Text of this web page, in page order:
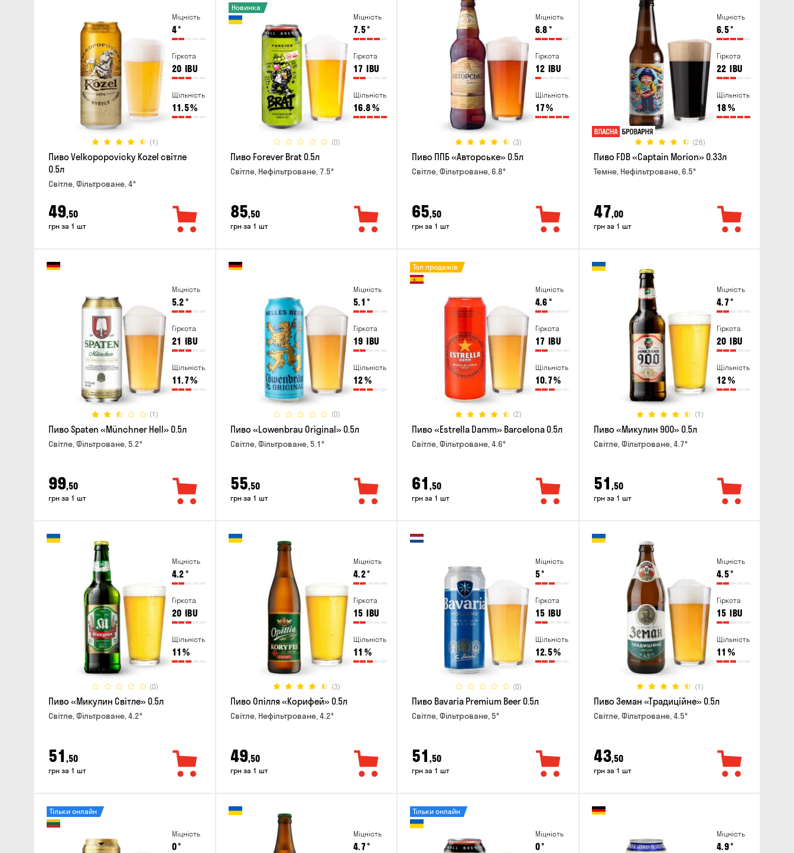
Міцність
4°
Гіркота
20 IBU
Щільність
11.5%
(1)
Пиво Velkopopovicky Kozel світле
0.5л
Світле, Фільтроване, 4°
49,50
грн за 1 шт
Міцність
7.5°
Гіркота
17 IBU
Щільність
16.8%
(0)
Новинка
Пиво Forever Brat 0.5л
Світле, Нефільтроване, 7.5°
85,50
грн за 1 шт
Міцність
6.8°
Гіркота
12 IBU
Щільність
17%
(3)
Пиво ППБ «Авторське» 0.5л
Світле, Фільтроване, 6.8°
65,50
грн за 1 шт
Міцність
6.5°
Гіркота
22 IBU
Щільність
18%
(26)
Пиво FDB «Captain Morion» 0.33л
Темне, Нефільтроване, 6.5°
47,00
грн за 1 шт
Міцність
5.2°
Гіркота
21 IBU
Щільність
11.7%
(1)
Пиво Spaten «Münchner Hell» 0.5л
Світле, Фільтроване, 5.2°
99,50
грн за 1 шт
Міцність
5.1 °
Гіркота
19 IBU
Щільність
12%
(0)
Пиво «Lowenbrau Original» 0.5л
Світле, Фільтроване, 5.1°
55,50
грн за 1 шт
Міцність
4.6°
Гіркота
17 IBU
Щільність
10.7%
(2)
Топ продажів
Пиво «Estrella Damm» Barcelona 0.5л
Світле, Фільтроване, 4.6°
61 ,50
грн за 1 шт
Міцність
4.7°
Гіркота
20 IBU
Щільність
12%
(1)
Пиво «Микулин 900» 0.5л
Світле, Фільтроване, 4.7°
51 ,50
грн за 1 шт
Міцність
4.2°
Гіркота
20 IBU
Щільність
11 %
(0)
Пиво «Микулин Світле» 0.5л
Світле, Фільтроване, 4.2°
51 ,50
грн за 1 шт
Міцність
4.2°
Гіркота
15 IBU
Щільність
11 %
(3)
Пиво Опілля «Корифей» 0.5л
Світле, Нефільтроване, 4.2°
49,50
грн за 1 шт
Міцність
5°
Гіркота
15 IBU
Щільність
12.5%
(0)
Пиво Bavaria Premium Beer 0.5л
Світле, Фільтроване, 5°
51 ,50
грн за 1 шт
Міцність
4.5°
Гіркота
15 IBU
Щільність
11 %
(1)
Пиво Земан «Традиційне» 0.5л
Світле, Фільтроване, 4.5°
43,50
грн за 1 шт
Міцність
0°
Тільки онлайн
Міцність
4.7°
Міцність
0°
Тільки онлайн
Міцність
4.9°